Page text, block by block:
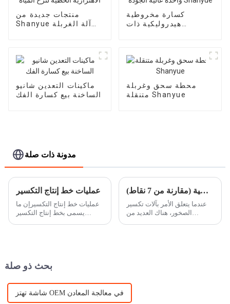
منتجات جديدة من
Shanyue آلة الغربلة
كسارة مخروطية
هيدروليكية ذات
ماكينات التعدين شانيو
الساخنة بيع كسارة الفك
محطة سحق وغربلة
متنقلة Shanyue
مدونة ذات صلة
عمليات خط إنتاج التكسير
عمليات خط إنتاج التكسيرإن ما
يسمى بخط إنتاج التكسير
الكسارة الفكية مقابل الكسارة المخروطية (مقارنة من 7 نقاط)
عندما يتعلق الأمر بآلات تكسير
الصخور، هناك العديد من
بحث ذو صلة
شاشة تهتز OEM في معالجة المعادن